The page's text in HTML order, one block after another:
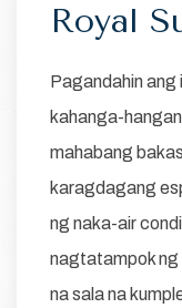
Royal
Pagandahin ang
kahanga-
mahabang
karagdagang
ng naka-air
nagtatampok ng
na sala na